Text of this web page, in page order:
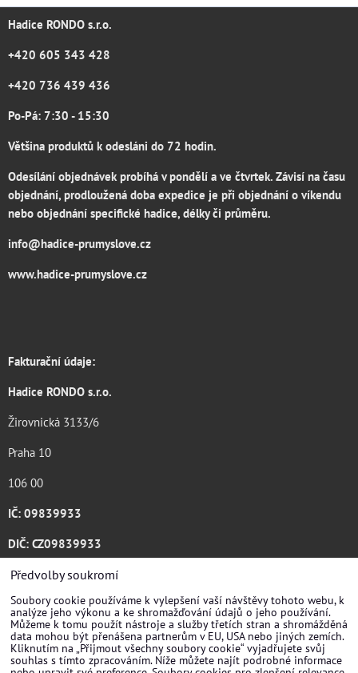
Hadice RONDO s.r.o.
+420 605 343 428
+420 736 439 436
Po-Pá: 7:30 - 15:30
Většina produktů k odesláni do 72 hodin.
Odesílání objednávek probíhá v pondělí a ve čtvrtek. Závisí na času
objednání, prodloužená doba expedice je při objednání o víkendu
nebo objednání specifické hadice, délky či průměru.
info@hadice-prumyslove.cz
www.hadice-prumyslove.cz
Fakturační údaje:
Hadice RONDO s.r.o.
Žirovnická 3133/6
Praha 10
106 00
IČ: 09839933
DIČ: CZ09839933
Katalog ke stažení .pdf
Předvolby soukromí
Soubory cookie používáme k vylepšení vaší návštěvy tohoto webu, k
analýze jeho výkonu a ke shromažďování údajů o jeho používání.
Můžeme k tomu použít nástroje a služby třetích stran a shromážděná
data mohou být přenášena partnerům v EU, USA nebo jiných zemích.
Kliknutím na „Přijmout všechny soubory cookie“ vyjadřujete svůj
souhlas s tímto zpracováním. Níže můžete najít podrobné informace